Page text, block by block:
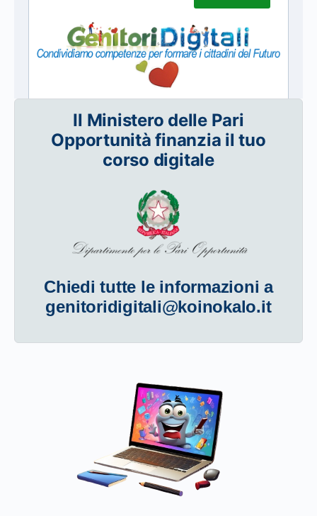
Il Ministero delle Pari
Opportunità finanzia il tuo
corso digitale
Chiedi tutte le informazioni a
genitoridigitali@koinokalo.it